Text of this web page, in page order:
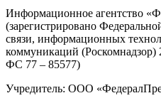
Информационное агентство
(зарегистрировано
связи, информационных
коммуникаций
ФС 77 – 85577)
Учредитель: ООО